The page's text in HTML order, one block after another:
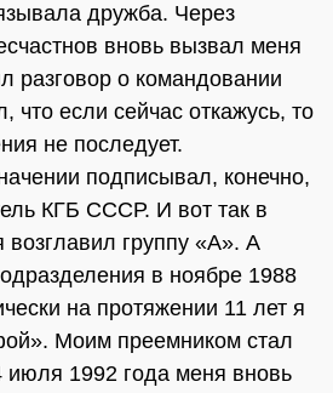
дружба. Через
вновь вызвал меня
разговор о командовании
если сейчас откажусь, то
не последует.
подписывал, конечно,
КГБ СССР. И вот так в
возглавил группу «А». А
в ноябре 1988
на протяжении 11 лет я
Моим преемником стал
июля 1992 года меня вновь